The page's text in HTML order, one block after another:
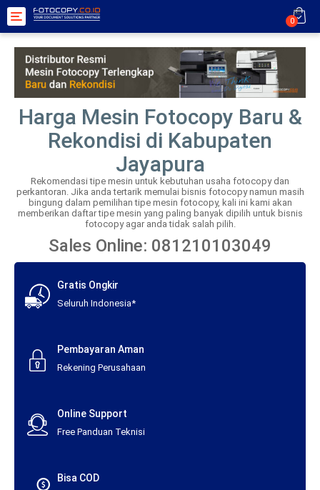
Toggle
navigation
0
Harga Mesin Fotocopy Baru &
Rekondisi di Kabupaten
Jayapura
Rekomendasi tipe mesin untuk kebutuhan usaha fotocopy dan
perkantoran. Jika anda tertarik memulai bisnis fotocopy namun masih
bingung dalam pemilihan tipe mesin fotocopy, kali ini kami akan
memberikan daftar tipe mesin yang paling banyak dipilih untuk bisnis
fotocopy agar anda tidak salah pilih.
Sales Online: 081210103049
Gratis Ongkir
Seluruh Indonesia*
Pembayaran Aman
Rekening Perusahaan
Online Support
Free Panduan Teknisi
Bisa COD